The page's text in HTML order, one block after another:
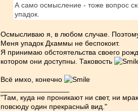
А само осмысление - тоже вопрос
упадок.
Осмысливаю я, в любом случае.
Меня упадок Дхаммы не беспокоит.
Я принимаю обстоятельства своего
котором они доступны. Таковость
Всё имхо, конечно
"Там, куда не проникают ни свет, ни
повсюду один прекрасный вид."